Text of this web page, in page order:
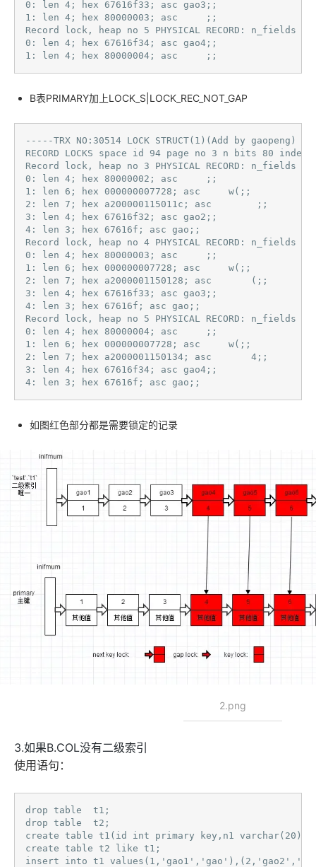
0: len 4; hex 67616f33; asc gao3;;
1: len 4; hex 80000003; asc     ;;
Record lock, heap no 5 PHYSICAL RECORD:
0: len 4; hex 67616f34; asc gao4;;
1: len 4; hex 80000004; asc     ;;
B表PRIMARY加上LOCK_S|LOCK_REC_NOT_GAP
-----TRX NO:30514 LOCK STRUCT(1)(Add by gaopeng)
RECORD LOCKS space id 94 page no 3 n bits 80
Record lock, heap no 3 PHYSICAL RECORD:
0: len 4; hex 80000002; asc     ;;
1: len 6; hex 000000007728; asc     w(;;
2: len 7; hex a200000115011c; asc        ;;
3: len 4; hex 67616f32; asc gao2;;
4: len 3; hex 67616f; asc gao;;
Record lock, heap no 4 PHYSICAL RECORD:
0: len 4; hex 80000003; asc     ;;
1: len 6; hex 000000007728; asc     w(;;
2: len 7; hex a2000001150128; asc       (;;
3: len 4; hex 67616f33; asc gao3;;
4: len 3; hex 67616f; asc gao;;
Record lock, heap no 5 PHYSICAL RECORD:
0: len 4; hex 80000004; asc     ;;
1: len 6; hex 000000007728; asc     w(;;
2: len 7; hex a2000001150134; asc       4;;
3: len 4; hex 67616f34; asc gao4;;
4: len 3; hex 67616f; asc gao;;
如图红色部分都是需要锁定的记录
2.png
3.如果B.COL没有二级索引
使用语句：
drop table  t1;
drop table  t2;
create table t1(id int primary key,n1
create table t2 like t1;
insert into t1